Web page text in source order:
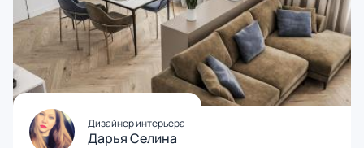
Дизайнер интерьера
Дарья Селина